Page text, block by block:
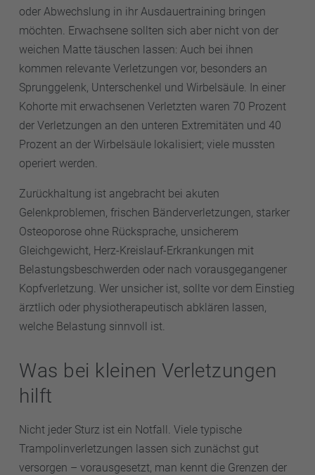
oder Abwechslung in ihr Ausdauertraining bringen
möchten. Erwachsene sollten sich aber nicht von der
weichen Matte täuschen lassen: Auch bei ihnen
kommen relevante Verletzungen vor, besonders an
Sprunggelenk, Unterschenkel und Wirbelsäule. In einer
Kohorte mit erwachsenen Verletzten waren 70 Prozent
der Verletzungen an den unteren Extremitäten und 40
Prozent an der Wirbelsäule lokalisiert; viele mussten
operiert werden.
Zurückhaltung ist angebracht bei akuten
Gelenkproblemen, frischen Bänderverletzungen, starker
Osteoporose ohne Rücksprache, unsicherem
Gleichgewicht, Herz-Kreislauf-Erkrankungen mit
Belastungsbeschwerden oder nach vorausgegangener
Kopfverletzung. Wer unsicher ist, sollte vor dem Einstieg
ärztlich oder physiotherapeutisch abklären lassen,
welche Belastung sinnvoll ist.
Was bei kleinen Verletzungen
hilft
Nicht jeder Sturz ist ein Notfall. Viele typische
Trampolinverletzungen lassen sich zunächst gut
versorgen – vorausgesetzt, man kennt die Grenzen der